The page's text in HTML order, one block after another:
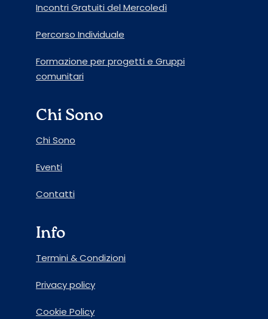
Incontri Gratuiti del Mercoledì
Percorso Individuale
Formazione per progetti e Gruppi
comunitari
Chi Sono
Chi Sono
Eventi
Contatti
Info
Termini & Condizioni
Privacy policy
Cookie Policy